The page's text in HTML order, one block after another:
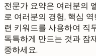
전문가 요약은 여러분의
로 여러분의 경험, 핵심
련 키워드를 사용하여 직
독특하게 만드는 것과 잠
중하세요.